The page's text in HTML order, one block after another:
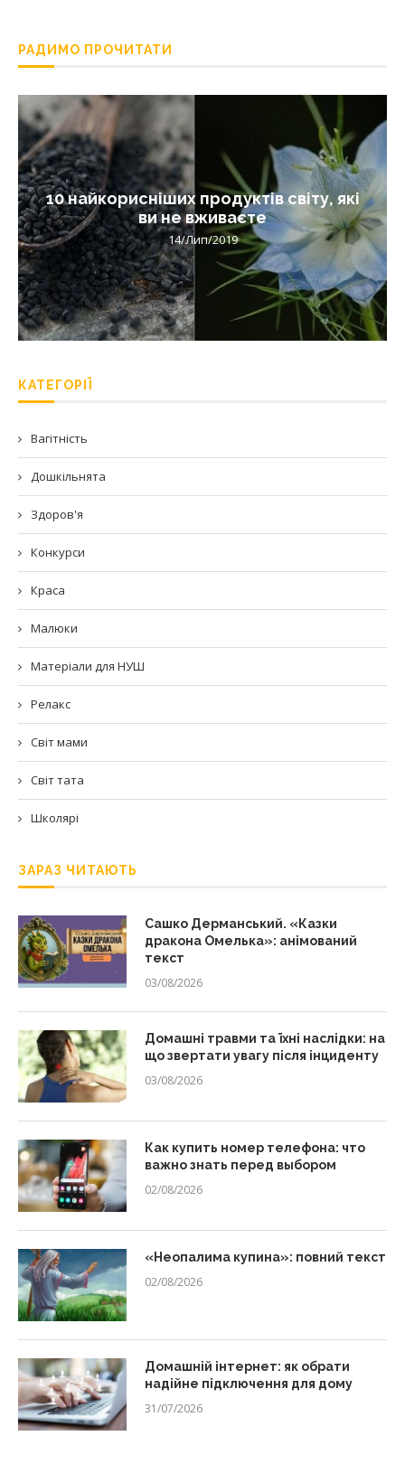
РАДИМО ПРОЧИТАТИ
10 найкорисніших продуктів світу, які
ви не вживаєте
14/Лип/2019
КАТЕГОРІЇ
Вагітність
Дошкільнята
Здоров'я
Конкурси
Краса
Малюки
Матеріали для НУШ
Релакс
Світ мами
Світ тата
Школярі
ЗАРАЗ ЧИТАЮТЬ
Сашко Дерманський. «Казки
дракона Омелька»: анімований
текст
03/08/2026
Домашні травми та їхні наслідки: на
що звертати увагу після інциденту
03/08/2026
Как купить номер телефона: что
важно знать перед выбором
02/08/2026
«Неопалима купина»: повний текст
02/08/2026
Домашній інтернет: як обрати
надійне підключення для дому
31/07/2026